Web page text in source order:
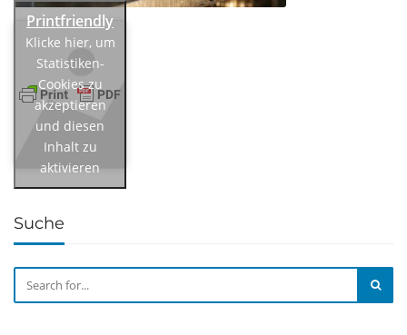
Klicke hier, um
Statistiken-
Cookies zu
akzeptieren
und diesen
Inhalt zu
aktivieren
Suche